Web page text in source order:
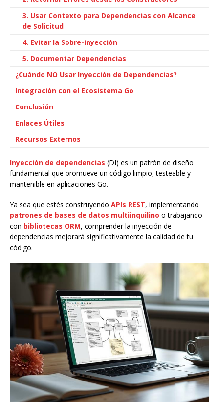
3. Usar Contexto para Dependencias con Alcance
de Solicitud
4. Evitar la Sobre-inyección
5. Documentar Dependencias
¿Cuándo NO Usar Inyección de Dependencias?
Integración con el Ecosistema Go
Conclusión
Enlaces Útiles
Recursos Externos
Inyección de dependencias (DI) es un patrón de diseño
fundamental que promueve un código limpio, testeable y
mantenible en aplicaciones Go.
Ya sea que estés construyendo APIs REST, implementando
patrones de bases de datos multiinquilino o trabajando
con bibliotecas ORM, comprender la inyección de
dependencias mejorará significativamente la calidad de tu
código.